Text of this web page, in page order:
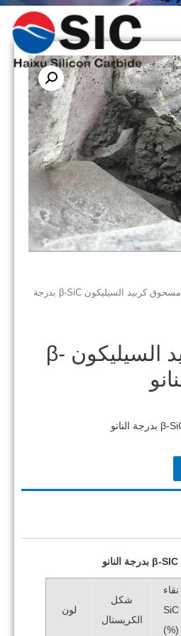
/ مسحوق كربيد السيليكون β-SiC بدرجة
مسحوق كربيد السيليكون β-
نقاء
SiC
(%)
شكل
الكريستال
لون